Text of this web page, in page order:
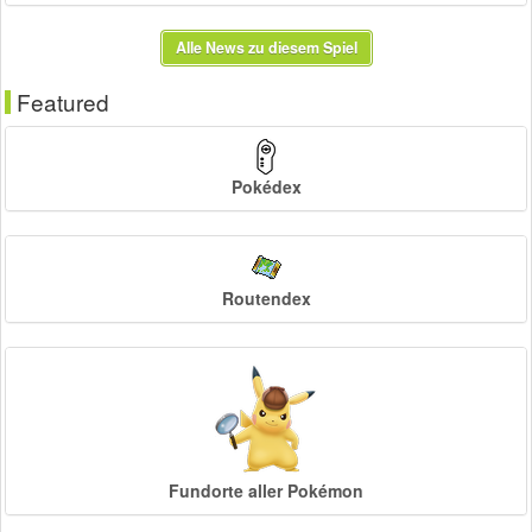
Alle News zu diesem Spiel
Featured
Pokédex
Routendex
Fundorte aller Pokémon